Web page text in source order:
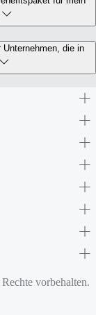
die in
vorbehalten.